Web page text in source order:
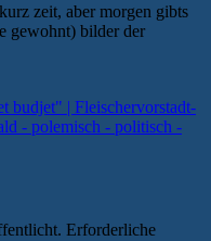
zeit, aber morgen gibts
gewohnt) bilder der
budjet" | Fleischervorstadt-
- polemisch - politisch -
Erforderliche